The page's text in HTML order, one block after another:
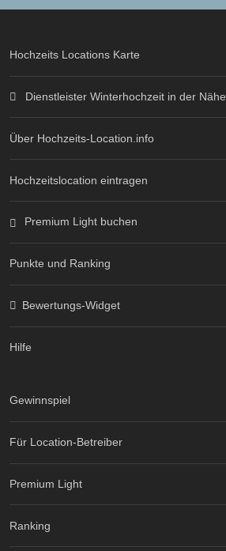
Hochzeits Locations Karte
Dienstleister Winterhochzeit in der Nähe
Über Hochzeits-Location.info
Hochzeitslocation eintragen
Premium Light buchen
Punkte und Ranking
Bewertungs-Widget
Hilfe
Gewinnspiel
Für Location-Betreiber
Premium Light
Ranking